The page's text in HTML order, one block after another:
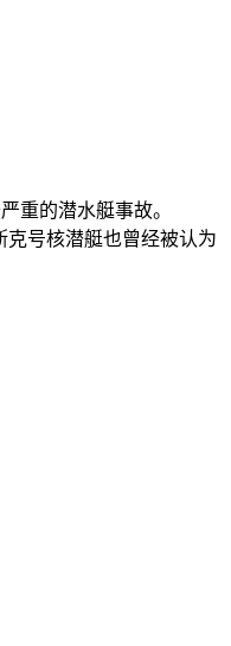
严重的潜水艇事故。
克号核潜艇也曾经被认为